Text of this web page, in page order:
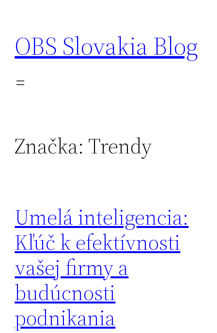
obsah
OBS Slovakia Blog
Značka: Trendy
Umelá inteligencia:
Kľúč k efektívnosti
vašej firmy a
budúcnosti
podnikania